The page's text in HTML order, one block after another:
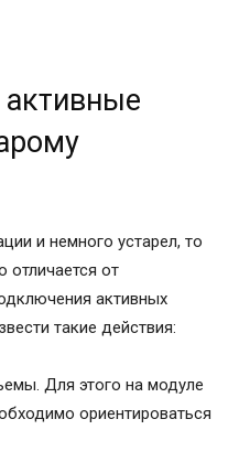
и немного устарел, то
отличается от
активных
такие действия:
Для этого на модуле
ориентироваться